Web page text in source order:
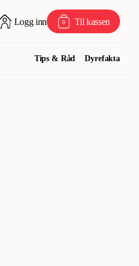
Logg inn 0 Til kassen
Tips & Råd Dyrefakta